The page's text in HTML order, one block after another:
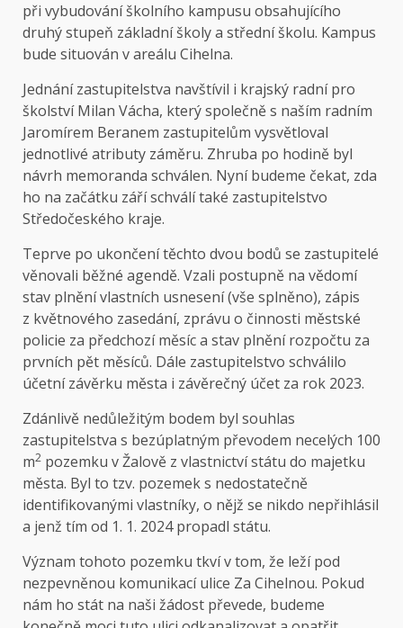
při vybudování školního kampusu obsahujícího
druhý stupeň základní školy a střední školu. Kampus
bude situován v areálu Cihelna.
Jednání zastupitelstva navštívil i krajský radní pro
školství Milan Vácha, který společně s naším radním
Jaromírem Beranem zastupitelům vysvětloval
jednotlivé atributy záměru. Zhruba po hodině byl
návrh memoranda schválen. Nyní budeme čekat, zda
ho na začátku září schválí také zastupitelstvo
Středočeského kraje.
Teprve po ukončení těchto dvou bodů se zastupitelé
věnovali běžné agendě. Vzali postupně na vědomí
stav plnění vlastních usnesení (vše splněno), zápis
z květnového zasedání, zprávu o činnosti městské
policie za předchozí měsíc a stav plnění rozpočtu za
prvních pět měsíců. Dále zastupitelstvo schválilo
účetní závěrku města i závěrečný účet za rok 2023.
Zdánlivě nedůležitým bodem byl souhlas
zastupitelstva s bezúplatným převodem necelých 100
m2 pozemku v Žalově z vlastnictví státu do majetku
města. Byl to tzv. pozemek s nedostatečně
identifikovanými vlastníky, o nějž se nikdo nepřihlásil
a jenž tím od 1. 1. 2024 propadl státu.
Význam tohoto pozemku tkví v tom, že leží pod
nezpevněnou komunikací ulice Za Cihelnou. Pokud
nám ho stát na naši žádost převede, budeme